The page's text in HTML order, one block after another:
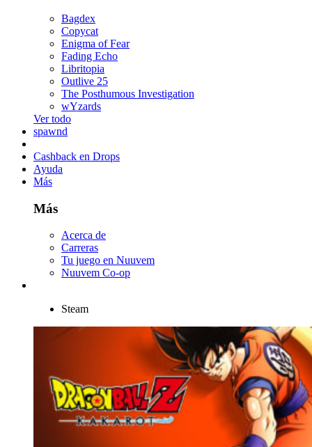
Bagdex
Copycat
Enigma of Fear
Fading Echo
Libritopia
Outlive 25
The Posthumous Investigation
wYzards
Ver todo
spawnd
Cashback en Drops
Ayuda
Más
Más
Acerca de
Carreras
Tu juego en Nuuvem
Nuuvem Co-op
Steam